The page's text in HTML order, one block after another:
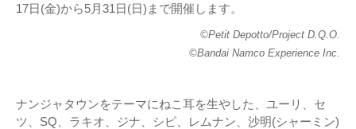
17日(金)から5月31日(日)まで開催します。
©Petit Depotto/Project D.Q.O.
©Bandai Namco Experience Inc.
ナンジャタウンをテーマにねこ耳を生やした、ユーリ、セ
ツ、SQ、ラキオ、ジナ、シピ、レムナン、沙明(シャーミン)